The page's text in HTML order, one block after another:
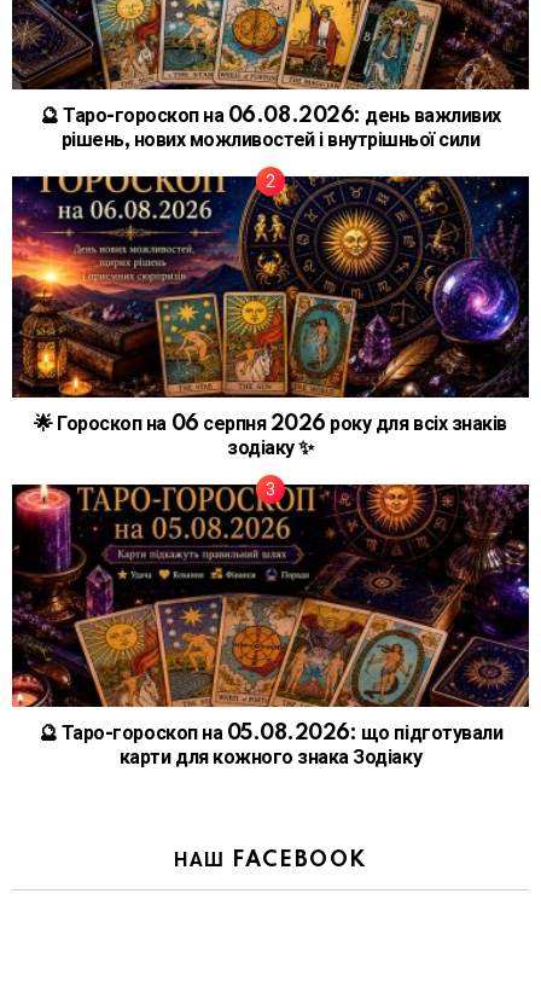
🔮 Таро-гороскоп на 06.08.2026: день важливих
рішень, нових можливостей і внутрішньої сили
🌟 Гороскоп на 06 серпня 2026 року для всіх знаків
зодіаку ✨
🔮 Таро-гороскоп на 05.08.2026: що підготували
карти для кожного знака Зодіаку
НАШ FACEBOOK